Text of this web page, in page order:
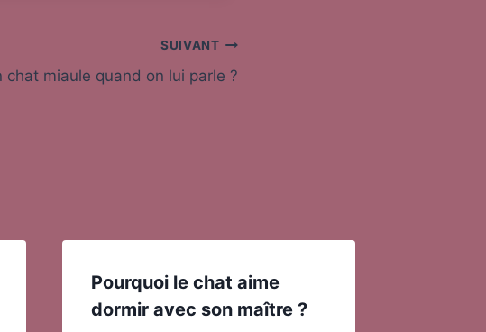
SUIVANT
chat miaule quand on lui parle ?
Pourquoi le chat aime
dormir avec son maître ?